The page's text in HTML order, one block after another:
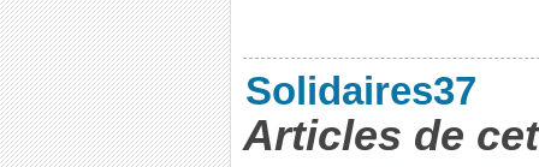
Solidaires37
Articles de